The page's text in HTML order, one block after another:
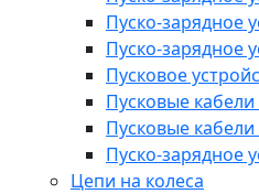
Пуско-зарядное
Пуско-зарядное
Пусковое
Пусковые кабели
Пусковые кабели
Пуско-зарядное
Цепи на колеса